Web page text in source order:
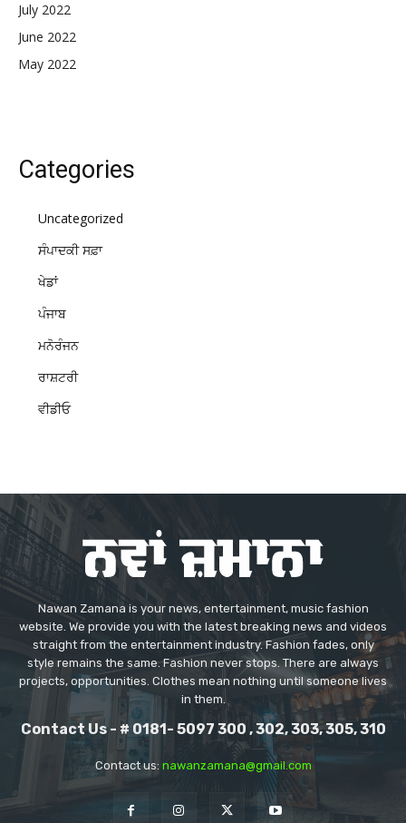
July 2022
June 2022
May 2022
Categories
Uncategorized
ਸੰਪਾਦਕੀ ਸਫ਼ਾ
ਖੇਡਾਂ
ਪੰਜਾਬ
ਮਨੋਰੰਜਨ
ਰਾਸ਼ਟਰੀ
ਵੀਡੀਓ
Nawan Zamana is your news, entertainment, music fashion
website. We provide you with the latest breaking news and videos
straight from the entertainment industry. Fashion fades, only
style remains the same. Fashion never stops. There are always
projects, opportunities. Clothes mean nothing until someone lives
in them.
Contact Us - # 0181- 5097 300 , 302, 303, 305, 310
Contact us: nawanzamana@gmail.com